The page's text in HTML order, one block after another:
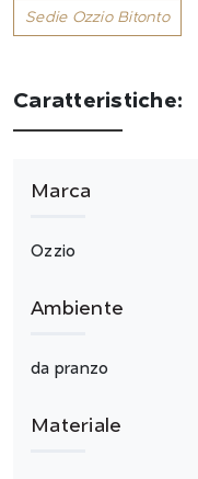
Sedie Ozzio Bitonto
Caratteristiche:
Marca
Ozzio
Ambiente
da pranzo
Materiale